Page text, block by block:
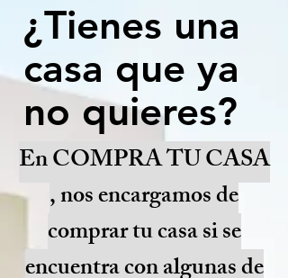
¿Tienes una
casa que ya
no quieres?
En COMPRA TU CASA
, nos encargamos de
comprar tu casa si se